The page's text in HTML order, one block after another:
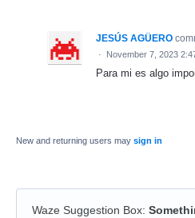
JESÚS AGÜERO
· November 7, 2023
Para mi es algo
New and returning users may sign in
Waze Suggestion Box: